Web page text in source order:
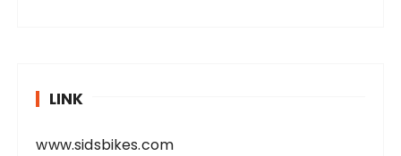
LINK
www.sidsbikes.com